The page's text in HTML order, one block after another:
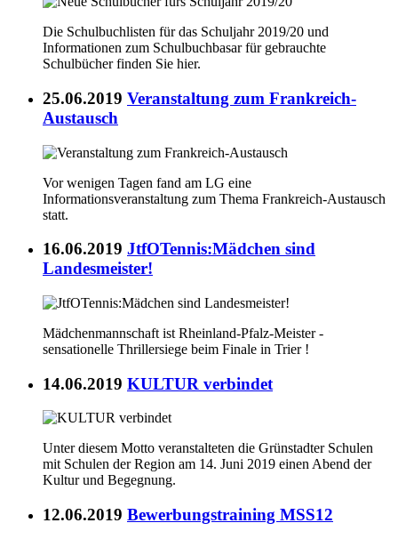
Die Schulbuchlisten für das Schuljahr 2019/20 und
Informationen zum Schulbuchbasar für gebrauchte
Schulbücher finden Sie hier.
25.06.2019 Veranstaltung zum Frankreich-
Austausch
Vor wenigen Tagen fand am LG eine
Informationsveranstaltung zum Thema Frankreich-Austausch
statt.
16.06.2019 JtfOTennis:Mädchen sind
Landesmeister!
Mädchenmannschaft ist Rheinland-Pfalz-Meister -
sensationelle Thrillersiege beim Finale in Trier !
14.06.2019 KULTUR verbindet
Unter diesem Motto veranstalteten die Grünstadter Schulen
mit Schulen der Region am 14. Juni 2019 einen Abend der
Kultur und Begegnung.
12.06.2019 Bewerbungstraining MSS12